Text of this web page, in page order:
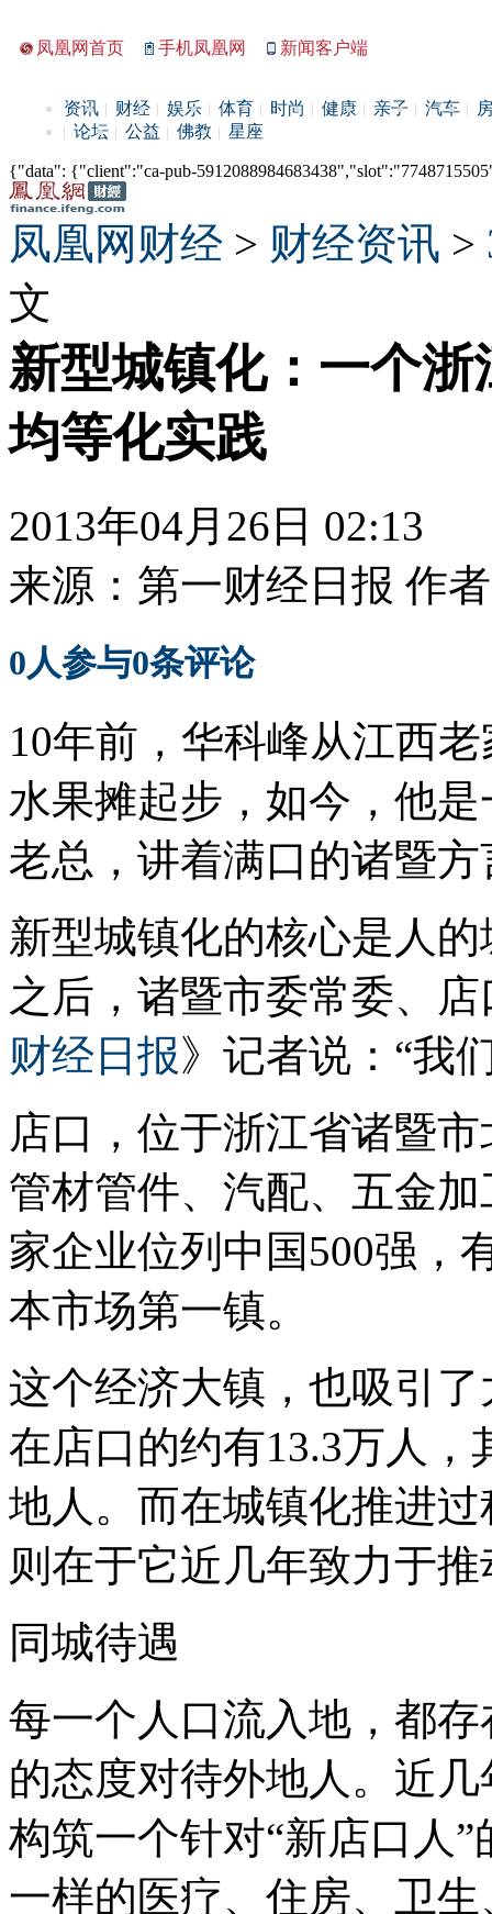
凤凰网首页 手机凤凰网 新闻客户端
资讯 财经 娱乐 体育 时尚 健康 亲子 汽车
论坛
公益 佛教 星座
{"data": {"client":"ca-pub-
凤凰网财经 > 财经资讯 >
文
新型城镇化：一个浙
均等化实践
2013年04月26日 02:13
来源： 第一财经日报 作
0人参与0条评论
10年前，华科峰从江西
水果摊起步，如今，他
老总，讲着满口的诸暨
新型城镇化的核心是人
之后，诸暨市委常委、
财经日报》记者说：“我
店口，位于浙江省诸暨
管材管件、汽配、五金
家企业位列中国500强，
本市场第一镇。
这个经济大镇，也吸引
在店口的约有13.3万人，
地人。而在城镇化推进
则在于它近几年致力于
同城待遇
每一个人口流入地，都
的态度对待外地人。近
构筑一个针对“新店口人
一样的医疗、住房、卫